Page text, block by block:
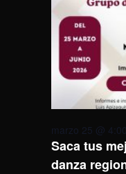
Saca tus
danza
marzo 25 @